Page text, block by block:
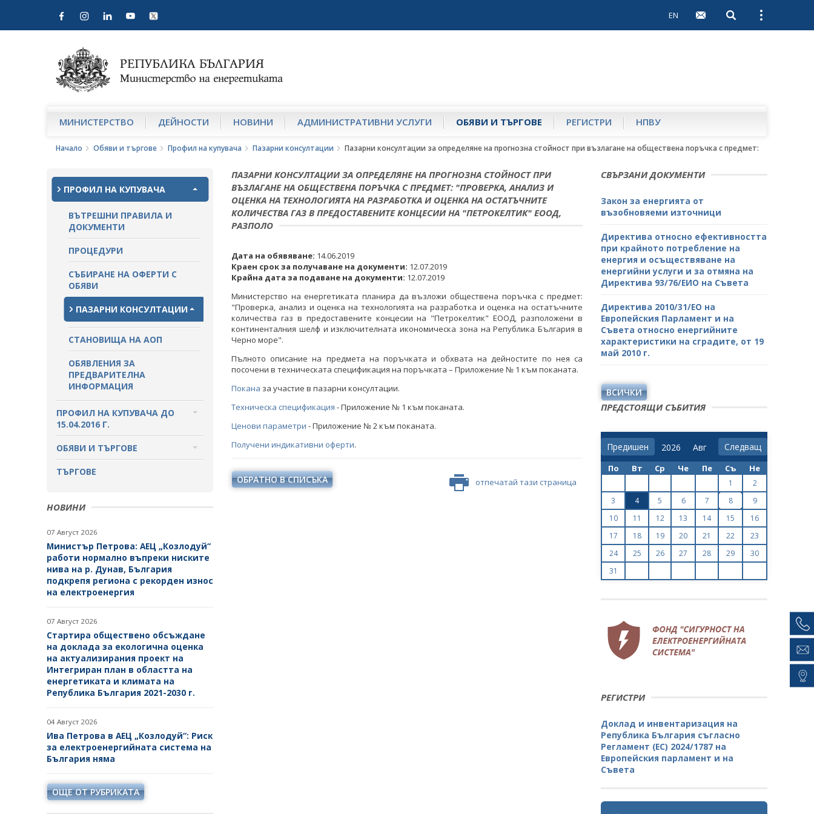
EN Open search
Open
МИНИСТЕРСТВО ДЕЙНОСТИ НОВИНИ АДМИНИСТРАТИВНИ УСЛУГИ ОБЯВИ И ТЪРГОВЕ РЕГИСТРИ НПВУ
Начало Обяви и търгове Профил на купувача Пазарни консултации Пазарни консултации за определяне на прогнозна стойност при възлагане на обществена поръчка с предмет:
ПРОФИЛ НА КУПУВАЧА
ВЪТРЕШНИ ПРАВИЛА И
ДОКУМЕНТИ
ПРОЦЕДУРИ
СЪБИРАНЕ НА ОФЕРТИ С
ОБЯВИ
ПАЗАРНИ КОНСУЛТАЦИИ
СТАНОВИЩА НА АОП
ОБЯВЛЕНИЯ ЗА
ПРЕДВАРИТЕЛНА
ИНФОРМАЦИЯ
ПРОФИЛ НА КУПУВАЧА ДО
15.04.2016 Г.
ВЪТРЕШНИ ПРАВИЛА И
ДОКУМЕНТИ
ПУБЛИЧНИ ПОКАНИ
ПОКАНИ
ОБЯВЛЕНИЯ ЗА ПРЕДВАРИТЕЛНА
ИНФОРМАЦИЯ
ПРЕДВАРИТЕЛЕН КОНТРОЛ
ЗАПИТВАНИЯ
ОБЯВИ И ТЪРГОВЕ
ОБЩЕСТВЕНИ ПОРЪЧКИ ДО 2014
РАЗПРОДАЖБА НА АКТИВИ
БЮЛЕТИН ПРОДАЖБИ НА
СИНДИЦИТЕ
ОБЯВИ
ТЪРГОВЕ
ПОКАНИ НА ТЪРГОВСКИ
ДРУЖЕСТВА ЗА ПРЕДОСТАВЯНЕ
НА ФИНАНСОВИ УСЛУГИ
ДРУГИ
ТЪРГОВЕ
НОВИНИ
07 Август 2026
Министър Петрова: АЕЦ „Козлодуй“
работи нормално въпреки ниските
нива на р. Дунав, България
подкрепя региона с рекорден износ
на електроенергия
07 Август 2026
Стартира обществено обсъждане
на доклада за екологична оценка
на актуализирания проект на
Интегриран план в областта на
енергетиката и климата на
Република България 2021-2030 г.
04 Август 2026
Ива Петрова в АЕЦ „Козлодуй“: Риск
за електроенергийната система на
България няма
ОЩЕ ОТ РУБРИКАТА
ПАЗАРНИ КОНСУЛТАЦИИ ЗА ОПРЕДЕЛЯНЕ НА ПРОГНОЗНА СТОЙНОСТ ПРИ
ВЪЗЛАГАНЕ НА ОБЩЕСТВЕНА ПОРЪЧКА С ПРЕДМЕТ: "ПРОВЕРКА, АНАЛИЗ И
ОЦЕНКА НА ТЕХНОЛОГИЯТА НА РАЗРАБОТКА И ОЦЕНКА НА ОСТАТЪЧНИТЕ
КОЛИЧЕСТВА ГАЗ В ПРЕДОСТАВЕНИТЕ КОНЦЕСИИ НА "ПЕТРОКЕЛТИК" ЕООД,
РАЗПОЛО
Дата на обявяване: 14.06.2019
Краен срок за получаване на документи: 12.07.2019
Крайна дата за подаване на документи: 12.07.2019
Министерство на енергетиката планира да възложи обществена поръчка с предмет:
"Проверка, анализ и оценка на технологията на разработка и оценка на остатъчните
количества газ в предоставените концесии на "Петрокелтик" ЕООД, разположени в
континенталния шелф и изключителната икономическа зона на Република България в
Черно море".
Пълното описание на предмета на поръчката и обхвата на дейностите по нея са
посочени в техническата спецификация на поръчката – Приложение № 1 към поканата.
Покана за участие в пазарни консултации.
Техническа спецификация - Приложение № 1 към поканата.
Ценови параметри - Приложение № 2 към поканата.
Получени индикативни оферти.
ОБРАТНО В СПИСЪКА отпечатай тази страница
СВЪРЗАНИ ДОКУМЕНТИ
Закон за енергията от
възобновяеми източници
Директива относно ефективността
при крайното потребление на
енергия и осъществяване на
енергийни услуги и за отмяна на
Директива 93/76/ЕИО на Съвета
Директива 2010/31/ЕО на
Европейския Парламент и на
Съвета относно енергийните
характеристики на сградите, от 19
май 2010 г.
ВСИЧКИ
ПРЕДСТОЯЩИ СЪБИТИЯ
Предишен Следващ
По Вт Ср Че Пе Съ Не
1
2
3
4 5 6 7 8
9
10
11 12 13 14 15
16
17
18 19 20 21 22
23
24
25 26 27 28 29
30
31
РЕГИСТРИ
Доклад и инвентаризация на
Република България съгласно
Регламент (ЕС) 2024/1787 на
Европейския парламент и на
Съвета